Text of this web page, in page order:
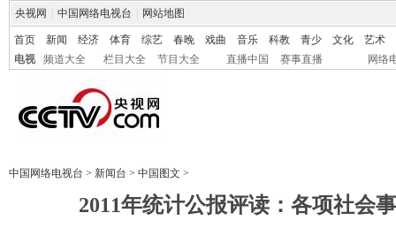
央视网 中国网络电视台 网站地图
首页 新闻 经济 体育 综艺 春晚 戏曲 音乐 科教 青少 文化
艺术
电视
频道大全 栏目大全 节目大全 直播中国 赛事直播 网络
中国网络电视台 > 新闻台 > 中国图文 >
2011年统计公报评读：各项社会